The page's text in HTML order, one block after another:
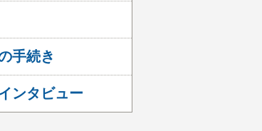
手続き
ンタビュー